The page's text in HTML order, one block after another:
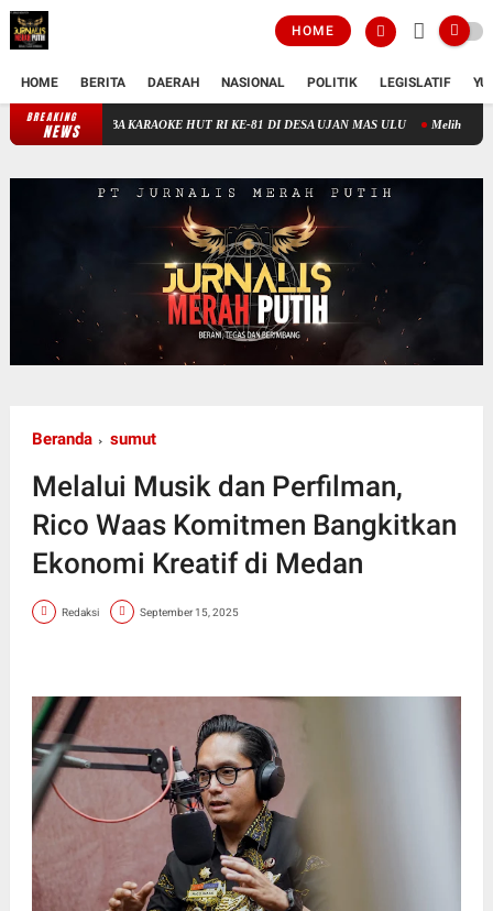
HOME
HOME BERITA DAERAH NASIONAL POLITIK LEGISLATIF
BREAKING
NEWSMERIAH! 800 PENONTON SAKSIKAN MALAM FINAL LOMBA KARAOKE
Beranda sumut
Melalui Musik dan Perfilman,
Rico Waas Komitmen Bangkitkan
Ekonomi Kreatif di Medan
Redaksi September 15, 2025